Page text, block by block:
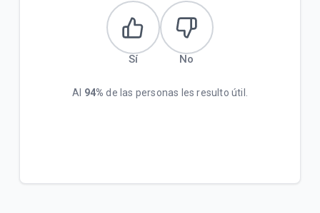
Sí No
Al 94% de las personas les resulto útil.